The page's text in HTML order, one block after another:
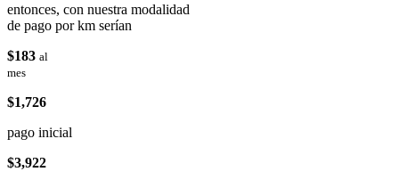
entonces, con nuestra modalidad
de pago por km serían
$183 al
mes
$1,726
pago inicial
$3,922